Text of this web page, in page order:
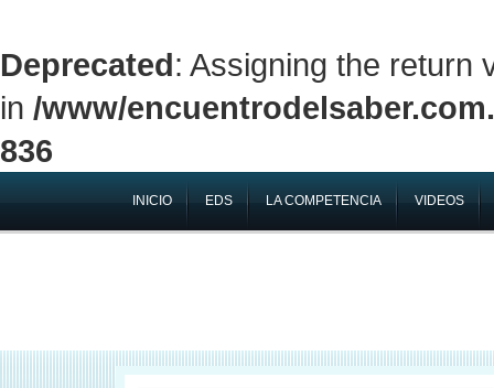
Deprecated: Assigning the return
in /www/
836
INICIO EDS LA COMPETENCIA VIDEOS